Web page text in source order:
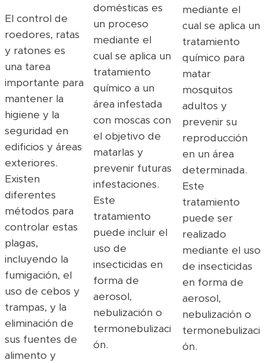
El control de
roedores, ratas
y ratones es
una tarea
importante para
mantener la
higiene y la
seguridad en
edificios y áreas
exteriores.
Existen
diferentes
métodos para
controlar estas
plagas,
incluyendo la
fumigación, el
uso de cebos y
trampas, y la
eliminación de
sus fuentes de
alimento y
domésticas es
un proceso
mediante el
cual se aplica un
tratamiento
químico a un
área infestada
con moscas con
el objetivo de
matarlas y
prevenir futuras
infestaciones.
Este
tratamiento
puede incluir el
uso de
insecticidas en
forma de
aerosol,
nebulización o
termonebulizaci
ón.
mediante el
cual se aplica un
tratamiento
químico para
matar
mosquitos
adultos y
prevenir su
reproducción
en un área
determinada.
Este
tratamiento
puede ser
realizado
mediante el uso
de insecticidas
en forma de
aerosol,
nebulización o
termonebulizaci
ón.